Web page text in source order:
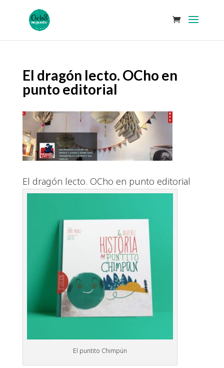
El dragón lecto. OCho en
punto editorial
El dragón lecto. OCho en punto editorial
El puntito Chimpún